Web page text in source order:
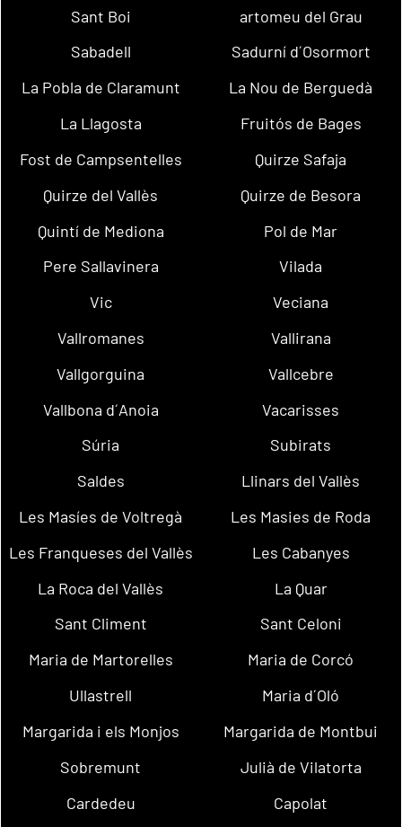
Sant Boi
artomeu del Grau
Sabadell
Sadurní d´Osormort
La Pobla de Claramunt
La Nou de Berguedà
La Llagosta
Fruitós de Bages
Fost de Campsentelles
Quirze Safaja
Quirze del Vallès
Quirze de Besora
Quintí de Mediona
Pol de Mar
Pere Sallavinera
Vilada
Vic
Veciana
Vallromanes
Vallirana
Vallgorguina
Vallcebre
Vallbona d´Anoia
Vacarisses
Súria
Subirats
Saldes
Llinars del Vallès
Les Masíes de Voltregà
Les Masies de Roda
Les Franqueses del Vallès
Les Cabanyes
La Roca del Vallès
La Quar
Sant Climent
Sant Celoni
Maria de Martorelles
Maria de Corcó
Ullastrell
Maria d´Oló
Margarida i els Monjos
Margarida de Montbui
Sobremunt
Julià de Vilatorta
Cardedeu
Capolat